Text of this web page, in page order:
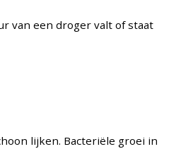
van een droger valt of staat
lijken. Bacteriële groei in